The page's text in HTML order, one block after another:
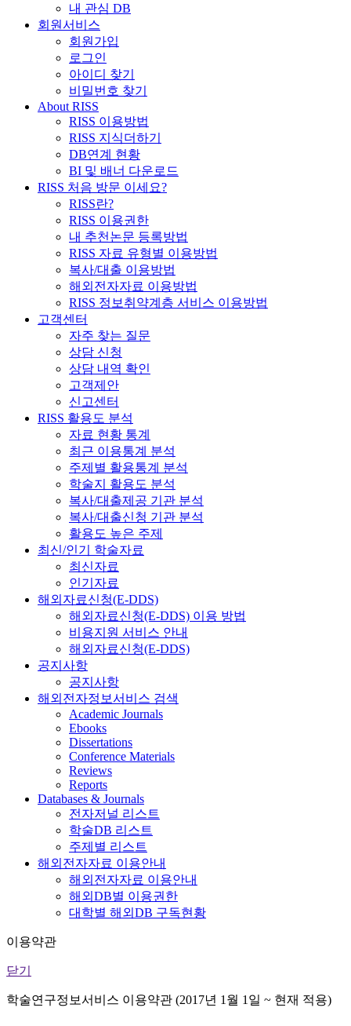
내 관심 DB
회원서비스
회원가입
로그인
아이디 찾기
비밀번호 찾기
About RISS
RISS 이용방법
RISS 지식더하기
DB연계 현황
BI 및 배너 다운로드
RISS 처음 방문 이세요?
RISS란?
RISS 이용권한
내 추천논문 등록방법
RISS 자료 유형별 이용방법
복사/대출 이용방법
해외전자자료 이용방법
RISS 정보취약계층 서비스 이용방법
고객센터
자주 찾는 질문
상담 신청
상담 내역 확인
고객제안
신고센터
RISS 활용도 분석
자료 현황 통계
최근 이용통계 분석
주제별 활용통계 분석
학술지 활용도 분석
복사/대출제공 기관 분석
복사/대출신청 기관 분석
활용도 높은 주제
최신/인기 학술자료
최신자료
인기자료
해외자료신청(E-DDS)
해외자료신청(E-DDS) 이용 방법
비용지원 서비스 안내
해외자료신청(E-DDS)
공지사항
공지사항
해외전자정보서비스 검색
Academic Journals
Ebooks
Dissertations
Conference Materials
Reviews
Reports
Databases & Journals
전자저널 리스트
학술DB 리스트
주제별 리스트
해외전자자료 이용안내
해외전자자료 이용안내
해외DB별 이용권한
대학별 해외DB 구독현황
이용약관
닫기
학술연구정보서비스 이용약관 (2017년 1월 1일 ~ 현재 적용)